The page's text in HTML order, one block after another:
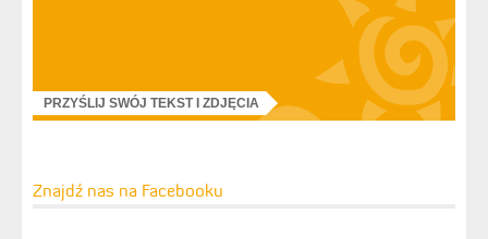
PRZYŚLIJ SWÓJ TEKST I ZDJĘCIA
Znajdź nas na Facebooku